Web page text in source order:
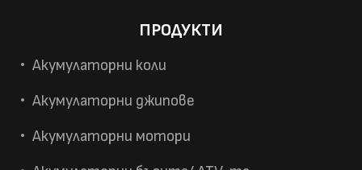
ПРОДУКТИ
Акумулаторни коли
Акумулаторни джипове
Акумулаторни мотори